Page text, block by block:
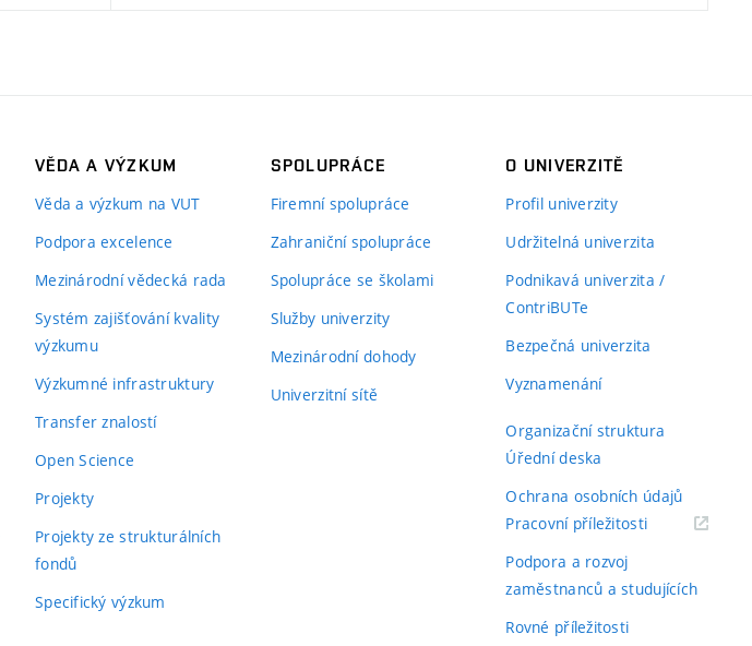
VĚDA A VÝZKUM
Věda a výzkum na VUT
Podpora excelence
Mezinárodní vědecká rada
Systém zajišťování kvality
výzkumu
Výzkumné infrastruktury
Transfer znalostí
Open Science
Projekty
Projekty ze strukturálních
fondů
Specifický výzkum
SPOLUPRÁCE
Firemní spolupráce
Zahraniční spolupráce
Spolupráce se školami
Služby univerzity
Mezinárodní dohody
Univerzitní sítě
O UNIVERZITĚ
Profil univerzity
Udržitelná univerzita
Podnikavá univerzita /
ContriBUTe
Bezpečná univerzita
Vyznamenání
Organizační struktura
Úřední deska
Ochrana osobních údajů
Pracovní příležitosti(externí
Podpora a rozvoj
zaměstnanců a studujících
Rovné příležitosti